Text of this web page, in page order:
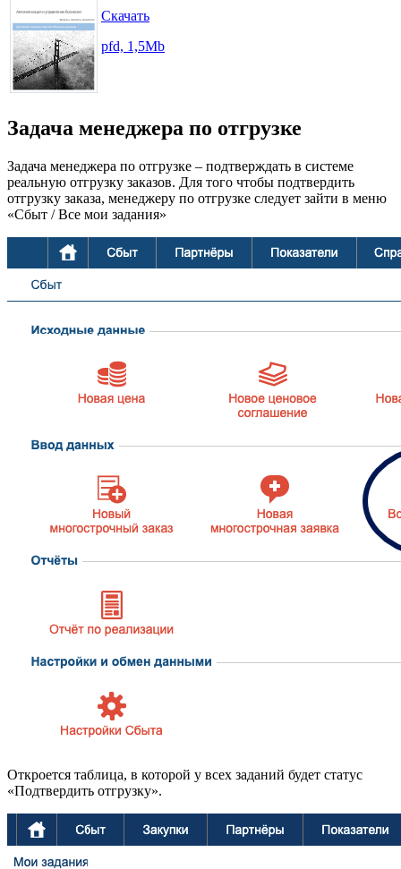
Скачать
pfd, 1,5Mb
Задача менеджера по отгрузке
Задача менеджера по отгрузке – подтверждать в системе
реальную отгрузку заказов. Для того чтобы подтвердить
отгрузку заказа, менеджеру по отгрузке следует зайти в меню
«Сбыт / Все мои задания»
Откроется таблица, в которой у всех заданий будет статус
«Подтвердить отгрузку».